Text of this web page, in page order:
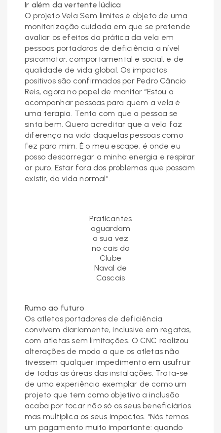
Ir além da vertente lúdica
O projeto Vela Sem limites é objeto de uma
monitorização cuidada em que se pretende
avaliar os efeitos da prática da vela em
pessoas portadoras de deficiência a nível
psicomotor, comportamental e social, e de
qualidade de vida global. Os impactos
positivos são confirmados por Pedro Câncio
Reis, agora no papel de monitor “Estou a
acompanhar pessoas para quem a vela é
uma terapia. Tento com que a pessoa se
sinta bem. Quero acreditar que a vela faz
diferença na vida daquelas pessoas como
fez para mim. É o meu escape, é onde eu
posso descarregar a minha energia e respirar
ar puro. Estar fora dos problemas que possam
existir, da vida normal”.
Praticantes
aguardam
a sua vez
no cais do
Clube
Naval de
Cascais
Rumo ao futuro
Os atletas portadores de deficiência
convivem diariamente, inclusive em regatas,
com atletas sem limitações. O CNC realizou
alterações de modo a que os atletas não
tivessem qualquer impedimento em usufruir
de todas as áreas das instalações. Trata-se
de uma experiência exemplar de como um
projeto que tem como objetivo a inclusão
acaba por tocar não só os seus beneficiários
mas multiplica os seus impactos. “Nós temos
um pagamento muito importante: quando